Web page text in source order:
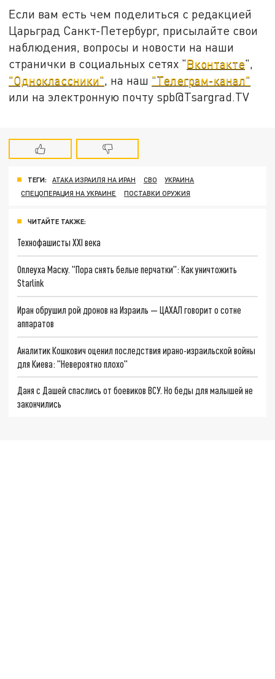
Если вам есть чем поделиться с редакцией
Царьград Санкт-Петербург, присылайте свои
наблюдения, вопросы и новости на наши
странички в социальных сетях "Вконтакте",
"Одноклассники", на наш "Телеграм-канал"
или на электронную почту spb@Tsargrad.TV
ТЕГИ: АТАКА ИЗРАИЛЯ НА ИРАН СВО
УКРАИНА
СПЕЦОПЕРАЦИЯ НА УКРАИНЕ
ПОСТАВКИ ОРУЖИЯ
ЧИТАЙТЕ ТАКЖЕ:
Технофашисты XXI века
Оплеуха Маску. "Пора снять белые перчатки": Как уничтожить
Starlink
Иран обрушил рой дронов на Израиль — ЦАХАЛ говорит о сотне
аппаратов
Аналитик Кошкович оценил последствия ирано-израильской войны
для Киева: "Невероятно плохо"
Даня с Дашей спаслись от боевиков ВСУ. Но беды для малышей не
закончились